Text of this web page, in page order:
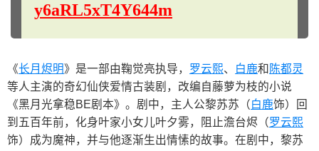
y6aRL5xT4Y644m
《长月烬明》是一部由鞠觉亮执导， 罗云熙、 白鹿和 陈都灵
等人主演的奇幻仙侠爱情古装剧，改编自藤萝为枝的小说
《黑月光拿稳BE剧本》。剧中，主人公黎苏苏（白鹿饰）回
到五百年前，化身叶家小女儿叶夕雾，阻止澹台烬（罗云熙
饰）成为魔神，并与他逐渐生出情愫的故事。在剧中，黎苏